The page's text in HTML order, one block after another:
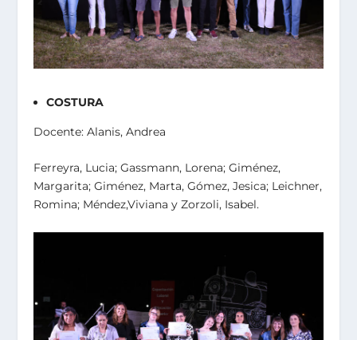
COSTURA
Docente: Alanis, Andrea
Ferreyra, Lucia; Gassmann, Lorena; Giménez,
Margarita; Giménez, Marta, Gómez, Jesica; Leichner,
Romina; Méndez,Viviana y Zorzoli, Isabel.